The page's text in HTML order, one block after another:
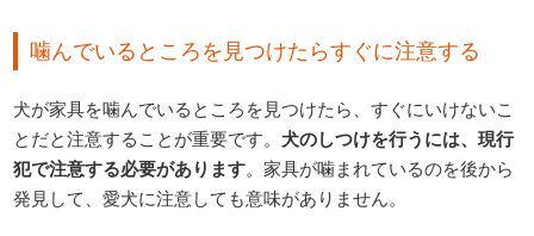
噛んでいるところを見つけたらすぐに注意する
犬が家具を噛んでいるところを見つけたら、すぐにいけないこ
とだと注意することが重要です。犬のしつけを行うには、現行
犯で注意する必要があります。家具が噛まれているのを後から
発見して、愛犬に注意しても意味がありません。